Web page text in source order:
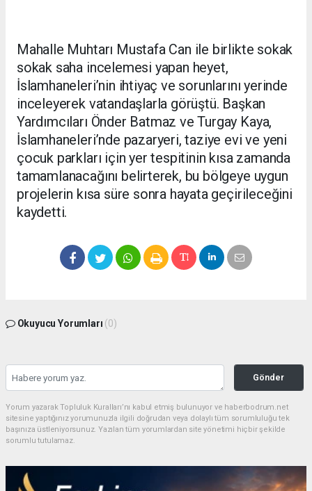
Mahalle Muhtarı Mustafa Can ile birlikte sokak
sokak saha incelemesi yapan heyet,
İslamhaneleri’nin ihtiyaç ve sorunlarını yerinde
inceleyerek vatandaşlarla görüştü. Başkan
Yardımcıları Önder Batmaz ve Turgay Kaya,
İslamhaneleri’nde pazaryeri, taziye evi ve yeni
çocuk parkları için yer tespitinin kısa zamanda
tamamlanacağını belirterek, bu bölgeye uygun
projelerin kısa süre sonra hayata geçirileceğini
kaydetti.
Okuyucu Yorumları (0)
Gönder
Yorum yazarak Topluluk Kuralları’nı kabul etmiş bulunuyor ve haberbodrum.net
sitesine yaptığınız yorumunuzla ilgili doğrudan veya dolaylı tüm sorumluluğu tek
başınıza üstleniyorsunuz. Yazılan tüm yorumlardan site yönetimi hiçbir şekilde
sorumlu tutulamaz.